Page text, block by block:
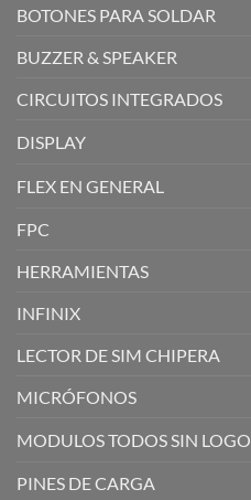
BOTONES PARA SOLDAR
BUZZER & SPEAKER
CIRCUITOS INTEGRADOS
DISPLAY
FLEX EN GENERAL
FPC
HERRAMIENTAS
INFINIX
LECTOR DE SIM CHIPERA
MICRÓFONOS
MODULOS TODOS SIN LOGO
PINES DE CARGA